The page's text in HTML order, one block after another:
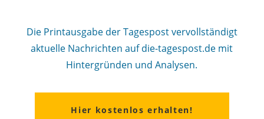
Die Printausgabe der Tagespost vervollständigt
aktuelle Nachrichten auf die-tagespost.de mit
Hintergründen und Analysen.
Hier kostenlos erhalten!